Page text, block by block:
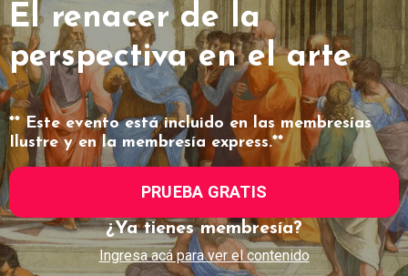
El renacer de la
perspectiva en el arte
** Este evento está incluido en las membresías
Ilustre y en la membresía express.**
PRUEBA GRATIS
¿Ya tienes membresía?
Ingresa acá para ver el contenido